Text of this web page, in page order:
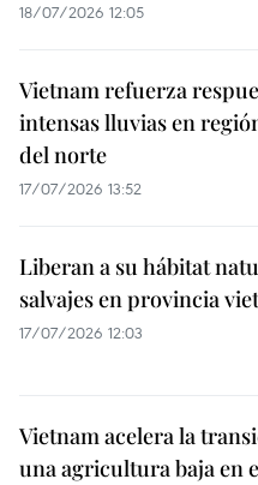
18/07/2026 12:05
Vietnam refuerza
intensas lluvias en
del norte
17/07/2026 13:52
Liberan a su hábitat
salvajes en provincia
17/07/2026 12:03
Vietnam acelera la
una agricultura baja en